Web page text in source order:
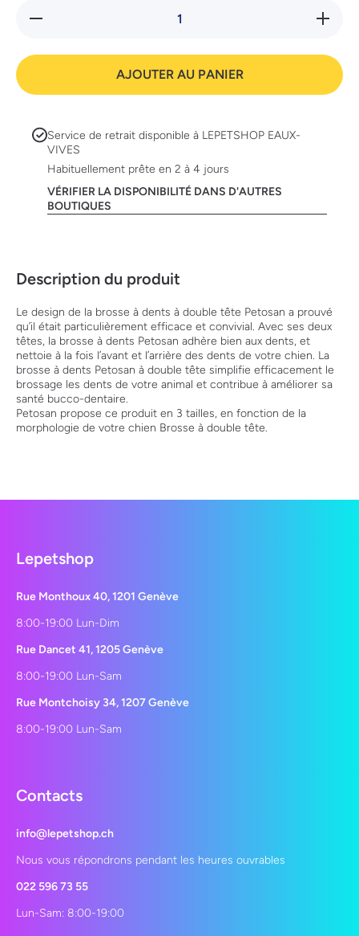
Réduire
Gr. S
la
brosses
dents
petit
AJOUTER AU PANIER
Service de retrait disponible à LEPETSHOP EAUX-
VIVES
Habituellement prête en 2 à 4 jours
VÉRIFIER LA DISPONIBILITÉ DANS D'AUTRES
BOUTIQUES
Description du produit
Le design de la brosse à dents à double tête Petosan a prouvé
qu’il était particulièrement efficace et convivial. Avec ses deux
têtes, la brosse à dents Petosan adhère bien aux dents, et
nettoie à la fois l’avant et l’arrière des dents de votre chien. La
brosse à dents Petosan à double tête simplifie efficacement le
brossage les dents de votre animal et contribue à améliorer sa
santé bucco-dentaire.
Petosan propose ce produit en 3 tailles, en fonction de la
morphologie de votre chien Brosse à double tête.
Lepetshop
Rue Monthoux 40, 1201 Genève
8:00-19:00 Lun-Dim
Rue Dancet 41, 1205 Genève
8:00-19:00 Lun-Sam
Rue Montchoisy 34, 1207 Genève
8:00-19:00 Lun-Sam
Contacts
info@lepetshop.ch
Nous vous répondrons pendant les heures ouvrables
022 596 73 55
Lun-Sam: 8:00-19:00